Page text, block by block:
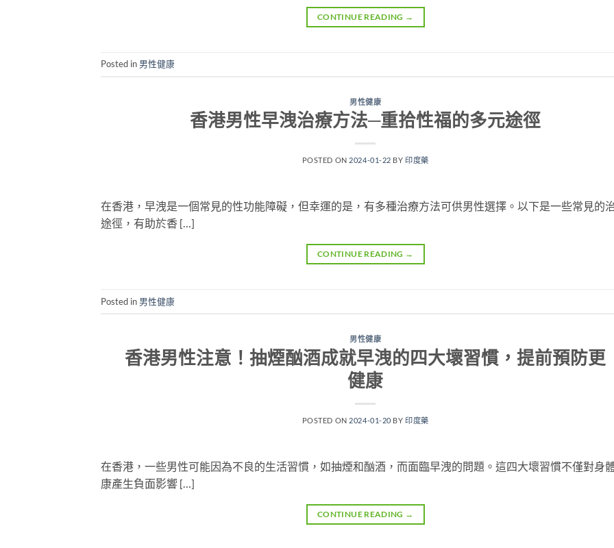
CONTINUE READING →
Posted in 男性健康
男性健康
香港男性早洩治療方法─重拾性福的多元途徑
POSTED ON 2024-01-22 BY印度藥
在香港，早洩是一個常見的性功能障礙，但幸運的是，有多種治療方法可供男性選擇。以下是一些常見的
途徑，有助於香 […]
CONTINUE READING →
Posted in 男性健康
男性健康
香港男性注意！抽煙酗酒成就早洩的四大壞習慣，提前預防更
健康
POSTED ON 2024-01-20 BY印度藥
在香港，一些男性可能因為不良的生活習慣，如抽煙和酗酒，而面臨早洩的問題。這四大壞習慣不僅對身
康產生負面影響 […]
CONTINUE READING →